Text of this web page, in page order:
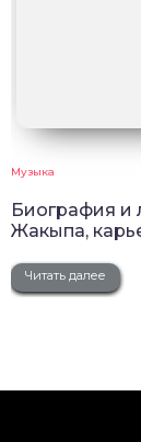
Музыка
Биография и
Жакыпа,
Читать далее